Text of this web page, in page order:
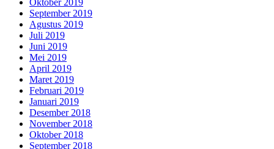
Oktober 2019
September 2019
Agustus 2019
Juli 2019
Juni 2019
Mei 2019
April 2019
Maret 2019
Februari 2019
Januari 2019
Desember 2018
November 2018
Oktober 2018
September 2018